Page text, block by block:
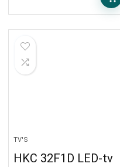
TV'S
HKC 32F1D LED-tv